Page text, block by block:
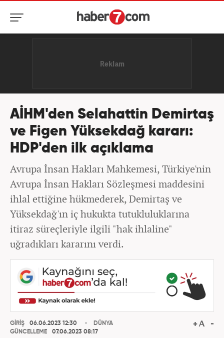
AİHM'den Selahattin Demirtaş
ve Figen Yüksekdağ kararı:
HDP'den ilk açıklama
Avrupa İnsan Hakları Mahkemesi, Türkiye'nin
Avrupa İnsan Hakları Sözleşmesi maddesini
ihlal ettiğine hükmederek, Demirtaş ve
Yüksekdağ'ın iç hukukta tutukluluklarına
itiraz süreçleriyle ilgili "hak ihlaline"
uğradıkları kararını verdi.
GİRİŞ
06.06.2023 12:30
GÜNCELLEME
07.06.2023 08:17
DÜNYA